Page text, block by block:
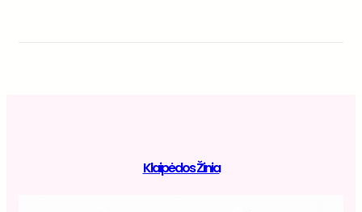
Klaipėdos Žinia